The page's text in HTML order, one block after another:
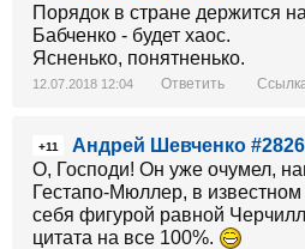
Порядок в стране держится
Бабченко - будет хаос.
Ясненько, понятненько.
12.07.2018 12:04 Ответить
+11
Андрей Шевченко
О, Господи! Он уже очумел,
Гестапо-Мюллер, в
себя фигурой равной
цитата на все 100%.